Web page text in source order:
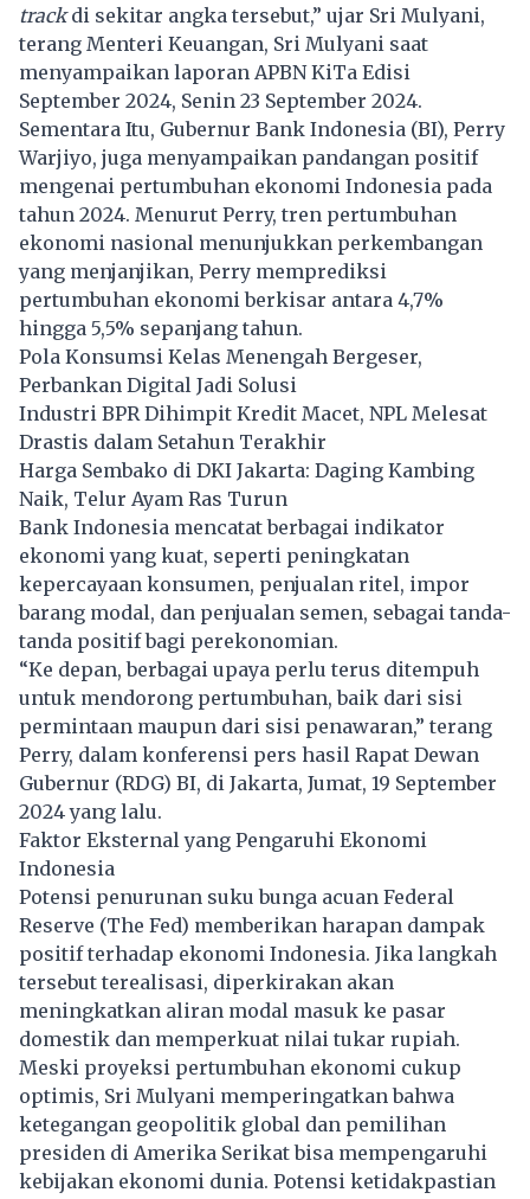
trackdi sekitar angka tersebut,” ujar Sri Mulyani,
terang Menteri Keuangan, Sri Mulyani saat
menyampaikan laporan APBN KiTa Edisi
September 2024, Senin 23 September 2024.
Sementara Itu, Gubernur Bank Indonesia (BI), Perry
Warjiyo, juga menyampaikan pandangan positif
mengenai pertumbuhan ekonomi Indonesia pada
tahun 2024. Menurut Perry, tren pertumbuhan
ekonomi nasional menunjukkan perkembangan
yang menjanjikan, Perry memprediksi
pertumbuhan ekonomi berkisar antara 4,7%
hingga 5,5% sepanjang tahun.
Pola Konsumsi Kelas Menengah Bergeser,
Perbankan Digital Jadi Solusi
Industri BPR Dihimpit Kredit Macet, NPL Melesat
Drastis dalam Setahun Terakhir
Harga Sembako di DKI Jakarta: Daging Kambing
Naik, Telur Ayam Ras Turun
Bank Indonesia mencatat berbagai indikator
ekonomi yang kuat, seperti peningkatan
kepercayaan konsumen, penjualan ritel, impor
barang modal, dan penjualan semen, sebagai tanda-
tanda positif bagi perekonomian.
“Ke depan, berbagai upaya perlu terus ditempuh
untuk mendorong pertumbuhan, baik dari sisi
permintaan maupun dari sisi penawaran,” terang
Perry, dalam konferensi pers hasil Rapat Dewan
Gubernur (RDG) BI, di Jakarta, Jumat, 19 September
2024 yang lalu.
Faktor Eksternal yang Pengaruhi Ekonomi
Indonesia
Potensi penurunan suku bunga acuan Federal
Reserve (The Fed) memberikan harapan dampak
positif terhadap ekonomi Indonesia. Jika langkah
tersebut terealisasi, diperkirakan akan
meningkatkan aliran modal masuk ke pasar
domestik dan memperkuat nilai tukar rupiah.
Meski proyeksi pertumbuhan ekonomi cukup
optimis, Sri Mulyani memperingatkan bahwa
ketegangan geopolitik global dan pemilihan
presiden di Amerika Serikat bisa mempengaruhi
kebijakan ekonomi dunia. Potensi ketidakpastian